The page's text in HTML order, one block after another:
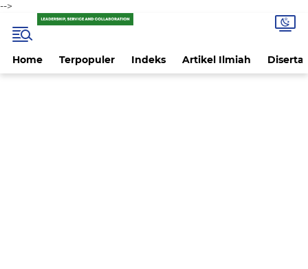
-->
Home Terpopuler Indeks Artikel Ilmiah